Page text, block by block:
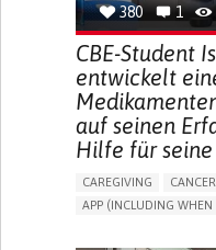
380 1
CBE-Student
entwickelt
auf seinen
Hilfe für
CAREGIVING CANCER
APP (INCLUDING WHEN